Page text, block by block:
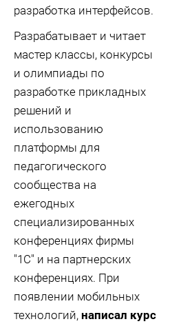
разработка интерфейсов.
Разрабатывает и читает
мастер классы, конкурсы
и олимпиады по
разработке прикладных
решений и
использованию
платформы для
педагогического
сообщества на
ежегодных
специализированных
конференциях фирмы
"1С" и на партнерских
конференциях. При
появлении мобильных
технологий, написал курс